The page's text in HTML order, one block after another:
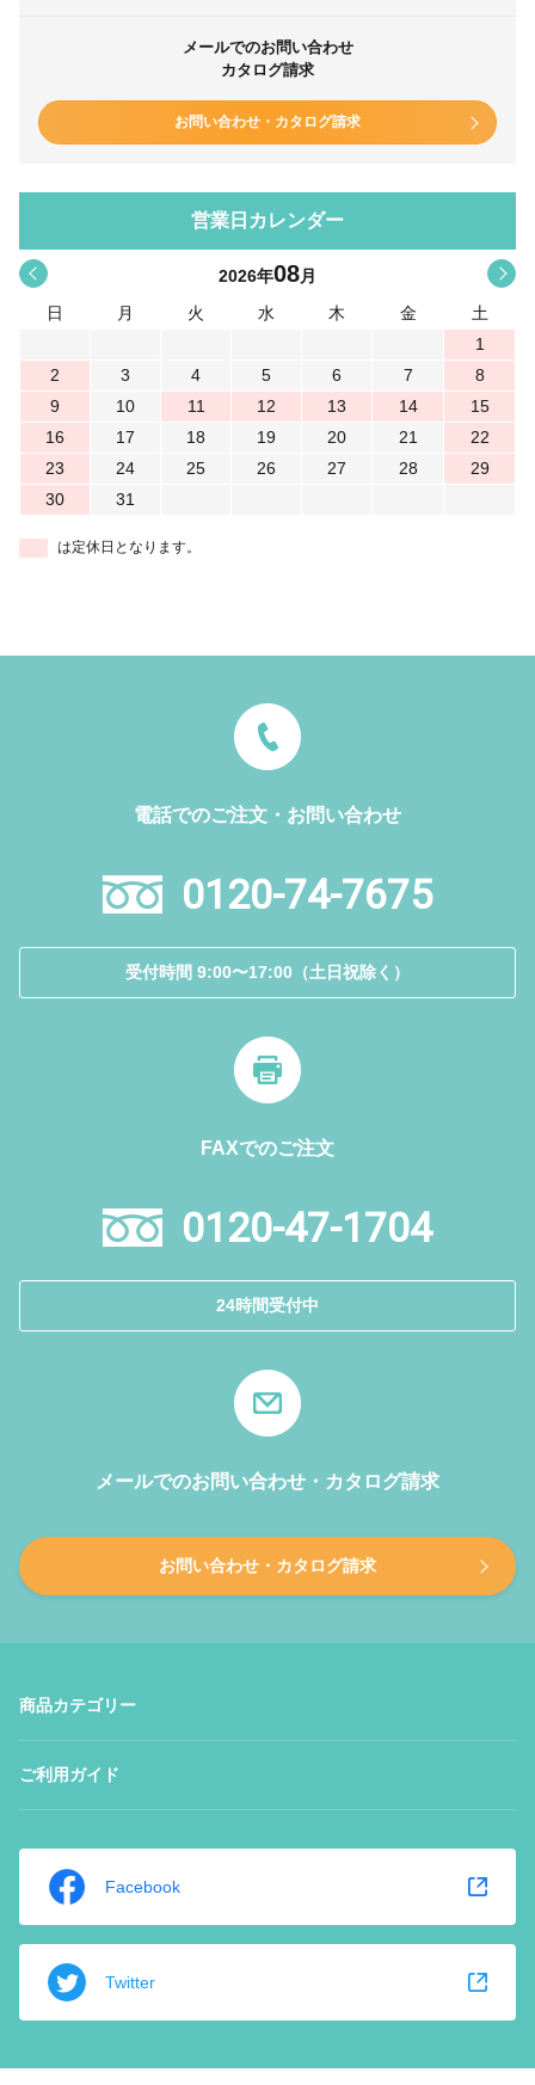
メールでのお問い合わせ
カタログ請求
お問い合わせ・カタログ請求
営業日カレンダー
< 2026年08月
日
月 火 水 木 金
土
1
2
3 4 5 6 7
8
9
10 11 12 13 14
15
16
17 18 19 20 21
22
23
24 25 26 27 28
29
30
31
は定休日となります。
電話でのご注文・お問い合わせ
0120-74-7675
受付時間 9:00〜17:00（土日祝除く）
FAXでのご注文
0120-47-1704
24時間受付中
メールでのお問い合わせ・カタログ請求
お問い合わせ・カタログ請求
商品カテゴリー
ご利用ガイド
Facebook
Twitter